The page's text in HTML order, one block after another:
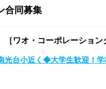
合同募集
オ・コーポレーション
光台小近く◆大学生歓迎！